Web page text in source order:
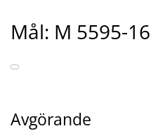
Mål: M 5595-16
Avgörande